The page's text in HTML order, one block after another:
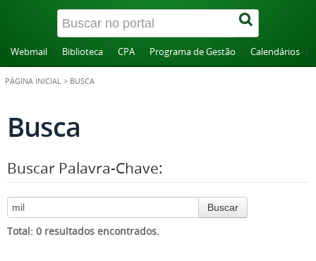
Webmail Biblioteca CPA Programa de Gestão Calendários
PÁGINA INICIAL > BUSCA
Busca
Buscar Palavra-Chave:
Buscar
Total: 0 resultados encontrados.